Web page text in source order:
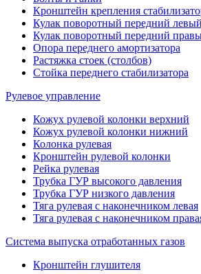
Кронштейн крепления
Кулак поворотный передний левый
Кулак поворотный передний
Опора переднего амортизатора
Растяжка стоек (столбов)
Стойка переднего стабилизатора
Рулевое управление
Кожух рулевой колонки верхний
Кожух рулевой колонки нижний
Колонка рулевая
Кронштейн рулевой колонки
Рейка рулевая
Трубка ГУР высокого давления
Трубка ГУР низкого давления
Тяга рулевая с наконечником левая
Тяга рулевая с наконечником
Система выпуска отработанных газов
Кронштейн глушителя